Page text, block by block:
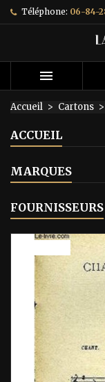
Téléphone: 06-84-

Accueil Cartons
ACCUEIL
MARQUES
FOURNISSEURS
Ajouter à
add_circle_outline Créer une
Créer
Nom de la liste
Vous devez
à votre liste